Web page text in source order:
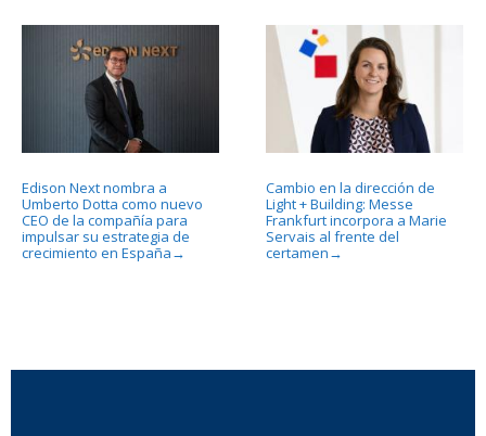
Edison Next nombra a
Umberto Dotta como nuevo
CEO de la compañía para
impulsar su estrategia de
crecimiento en España →
Cambio en la dirección de
Light + Building: Messe
Frankfurt incorpora a Marie
Servais al frente del
certamen →